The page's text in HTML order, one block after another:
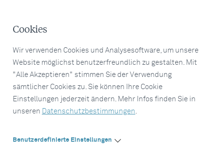
Cookies
Wir verwenden Cookies und Analysesoftware, um unsere
Website möglichst benutzerfreundlich zu gestalten. Mit
"Alle Akzeptieren" stimmen Sie der Verwendung
sämtlicher Cookies zu. Sie können Ihre Cookie
Einstellungen jederzeit ändern. Mehr Infos finden Sie in
unseren Datenschutzbestimmungen.
Benutzerdefinierte Einstellungen